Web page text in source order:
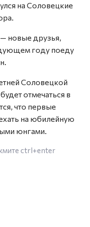
на Соловецкие
новые друзья,
году поеду
Соловецкой
отмечаться в
что первые
на юбилейную
юнгами.
ctrl+enter